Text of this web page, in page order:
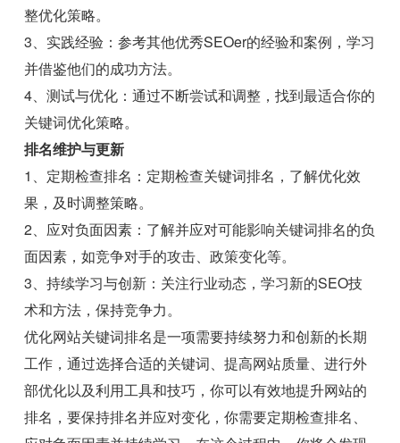
整优化策略。
3、实践经验：参考其他优秀SEOer的经验和案例，学习
并借鉴他们的成功方法。
4、测试与优化：通过不断尝试和调整，找到最适合你的
关键词优化策略。
排名维护与更新
1、定期检查排名：定期检查关键词排名，了解优化效
果，及时调整策略。
2、应对负面因素：了解并应对可能影响关键词排名的负
面因素，如竞争对手的攻击、政策变化等。
3、持续学习与创新：关注行业动态，学习新的SEO技
术和方法，保持竞争力。
优化网站关键词排名是一项需要持续努力和创新的长期
工作，通过选择合适的关键词、提高网站质量、进行外
部优化以及利用工具和技巧，你可以有效地提升网站的
排名，要保持排名并应对变化，你需要定期检查排名、